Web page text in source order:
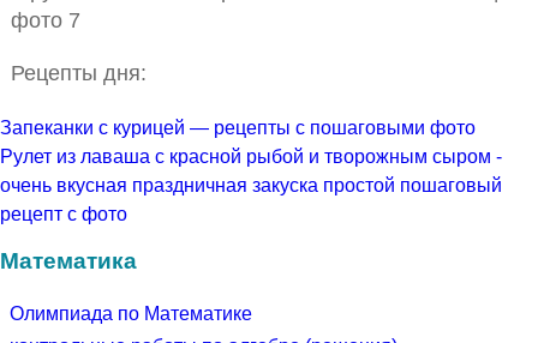
Рецепты дня:
Запеканки с курицей — рецепты с пошаговыми фото
Рулет из лаваша с красной рыбой и творожным сыром -
очень вкусная праздничная закуска простой пошаговый
рецепт с фото
Математика
Олимпиада по Математике